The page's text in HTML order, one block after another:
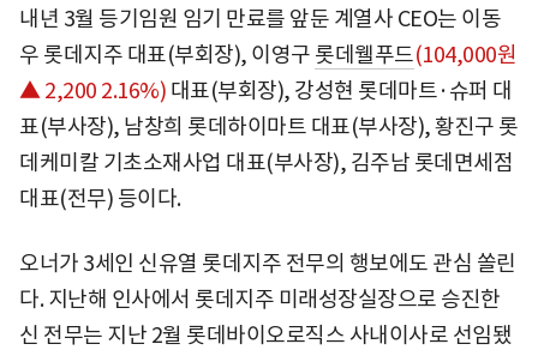
내년 3월 등기임원 임기 만료를 앞둔 계열사 CEO는 이동
우 롯데지주 대표(부회장), 이영구 롯데웰푸드(104,000원
▲ 2,200 2.16%) 대표(부회장), 강성현 롯데마트·슈퍼 대
표(부사장), 남창희 롯데하이마트 대표(부사장), 황진구 롯
데케미칼 기초소재사업 대표(부사장), 김주남 롯데면세점
대표(전무) 등이다.
오너가 3세인 신유열 롯데지주 전무의 행보에도 관심 쏠린
다. 지난해 인사에서 롯데지주 미래성장실장으로 승진한
신 전무는 지난 2월 롯데바이오로직스 사내이사로 선임됐